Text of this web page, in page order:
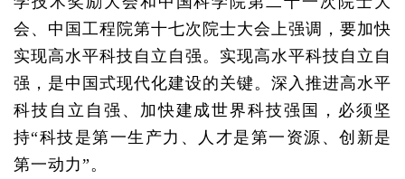
会、中国工程院第十七次院士大会上强调，要加快
实现高水平科技自立自强。实现高水平科技自立自
强，是中国式现代化建设的关键。深入推进高水平
科技自立自强、加快建成世界科技强国，必须坚
持“科技是第一生产力、人才是第一资源、创新是
第一动力”。